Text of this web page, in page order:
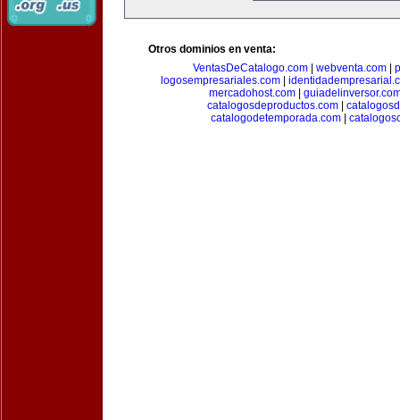
Otros dominios en venta:
VentasDeCatalogo.com| webventa.com|
logosempresariales.com|
mercadohost.com|
catalogosdeproductos.com
catalogodetemporada.com